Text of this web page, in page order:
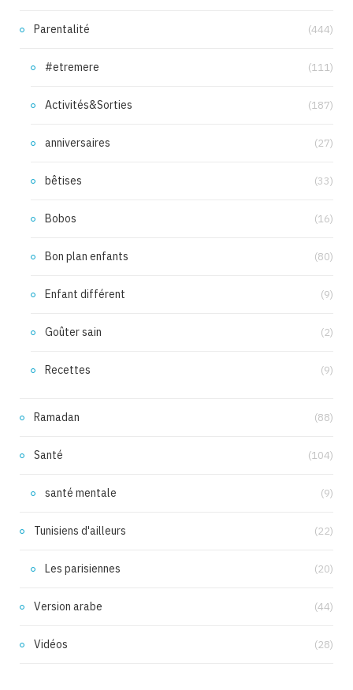
Parentalité (444)
#etremere (111)
Activités&Sorties (187)
anniversaires (27)
bêtises (33)
Bobos (16)
Bon plan enfants (80)
Enfant différent (9)
Goûter sain (2)
Recettes (9)
Ramadan (88)
Santé (104)
santé mentale (9)
Tunisiens d'ailleurs (22)
Les parisiennes (20)
Version arabe (44)
Vidéos (28)